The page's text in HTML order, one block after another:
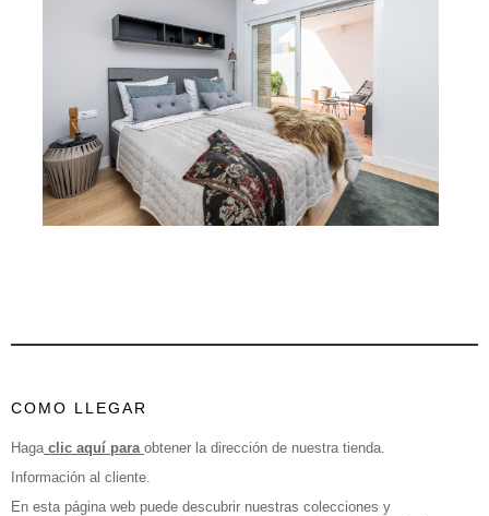
COMO LLEGAR
Haga clic aquí para obtener la dirección de nuestra tienda.
Información al cliente.
En esta página web puede descubrir nuestras colecciones y